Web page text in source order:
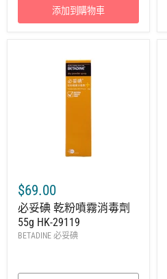
添加到購物車
$69.00
必妥碘 乾粉噴霧消毒劑
55g HK-29119
BETADINE 必妥碘